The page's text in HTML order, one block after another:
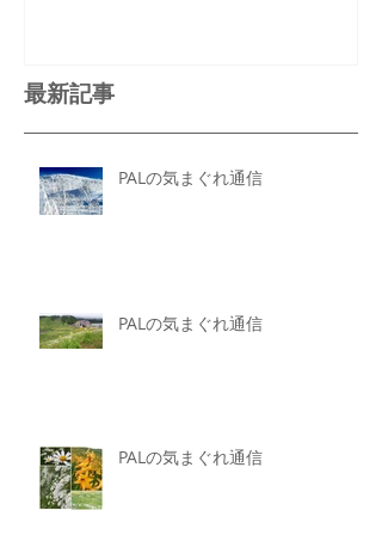
最新記事
PALの気まぐれ通信
PALの気まぐれ通信
PALの気まぐれ通信